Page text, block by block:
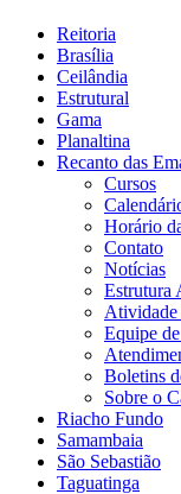
Reitoria
Brasília
Ceilândia
Estrutural
Gama
Planaltina
Recanto das
Cursos
Horário
Contato
Notícias
Estrutura
Atividade
Equipe
Boletins
Sobre o
Riacho Fundo
Samambaia
São Sebastião
Taguatinga